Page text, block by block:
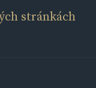
stránkách